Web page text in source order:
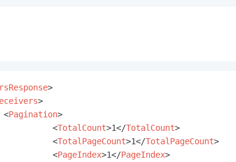
>
>
<Pagination>
<TotalCount>1</TotalCount>
<TotalPageCount>1</TotalPageCount>
<PageIndex>1</PageIndex>